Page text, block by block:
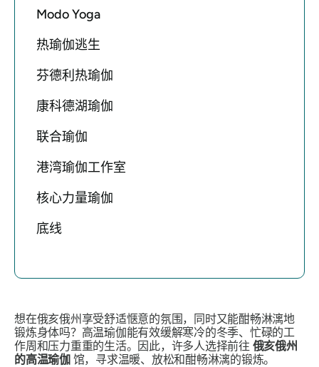
Modo Yoga
热瑜伽逃生
芬德利热瑜伽
康科德湖瑜伽
联合瑜伽
港湾瑜伽工作室
核心力量瑜伽
底线
想在俄亥俄州享受舒适惬意的氛围，同时又能酣畅淋漓地
锻炼身体吗？高温瑜伽能有效缓解寒冷的冬季、忙碌的工
作周和压力重重的生活。因此，许多人选择前往 俄亥俄州
的高温瑜伽馆，寻求温暖、放松和酣畅淋漓的锻炼。